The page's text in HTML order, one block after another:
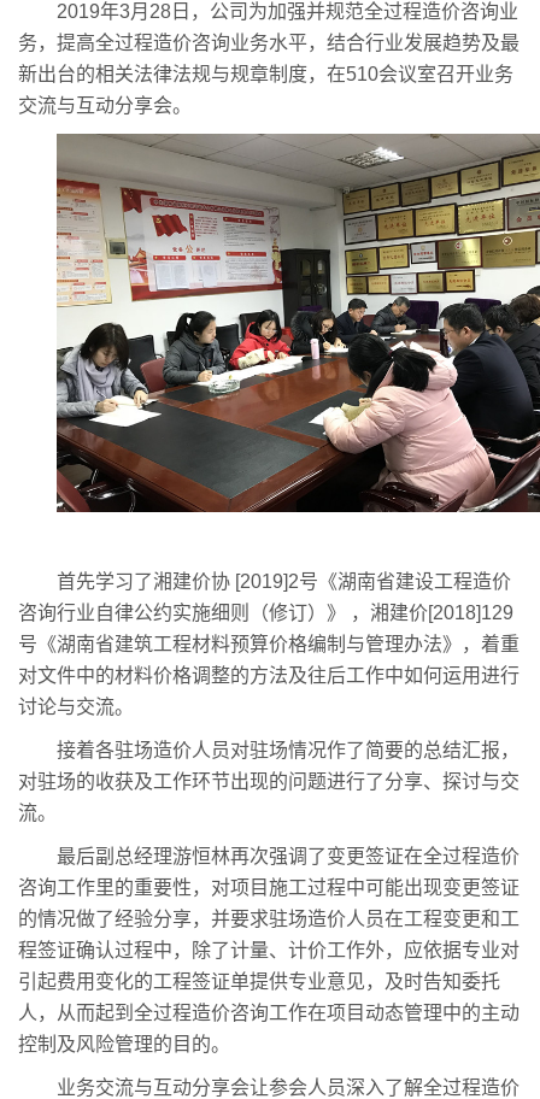
2019年3月28日，公司为加强并规范全过程造价咨询业
务，提高全过程造价咨询业务水平，结合行业发展趋势及最
新出台的相关法律法规与规章制度，在510会议室召开业务
交流与互动分享会。
首先学习了湘建价协 [2019]2号《湖南省建设工程造价
咨询行业自律公约实施细则（修订）》 ，湘建价[2018]129
号《湖南省建筑工程材料预算价格编制与管理办法》，着重
对文件中的材料价格调整的方法及往后工作中如何运用进行
讨论与交流。
接着各驻场造价人员对驻场情况作了简要的总结汇报，
对驻场的收获及工作环节出现的问题进行了分享、探讨与交
流。
最后副总经理游恒林再次强调了变更签证在全过程造价
咨询工作里的重要性，对项目施工过程中可能出现变更签证
的情况做了经验分享，并要求驻场造价人员在工程变更和工
程签证确认过程中，除了计量、计价工作外，应依据专业对
引起费用变化的工程签证单提供专业意见，及时告知委托
人，从而起到全过程造价咨询工作在项目动态管理中的主动
控制及风险管理的目的。
业务交流与互动分享会让参会人员深入了解全过程造价